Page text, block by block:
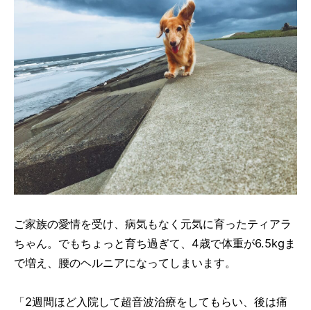
ご家族の愛情を受け、病気もなく元気に育ったティアラ
ちゃん。でもちょっと育ち過ぎて、4歳で体重が6.5kgま
で増え、腰のヘルニアになってしまいます。
「2週間ほど入院して超音波治療をしてもらい、後は痛